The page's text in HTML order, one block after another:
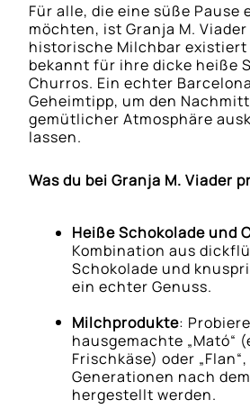
Für alle, die eine süße Pause
möchten, ist Granja M.
historische Milchbar existiert
bekannt für ihre dicke heiße
Churros. Ein echter
Geheimtipp, um den
gemütlicher Atmosphäre
lassen.
Was du bei Granja M. Viader
Heiße Schokolade und
Kombination aus
Schokolade und
ein echter Genuss.
Milchprodukte:
hausgemachte „Mató“
Frischkäse) oder
Generationen nach
hergestellt werden.